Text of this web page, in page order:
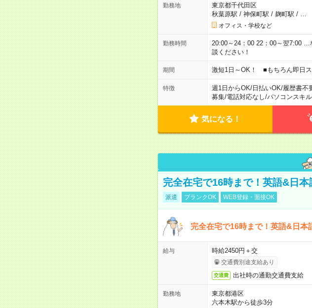
勤務地
東京都千代田区
秋葉原駅 / 神保町駅 / 麹町駅 /
オフィス・学校など
勤務時間
20:00～24：00 22：00～翌7:00
談ください！
期間 激短1日～OK！ ■もちろん即日
特徴 週1日からOK/日払いOK/履歴書不
募集/電話対応なし/パソコンスキ
気になる！
完全在宅で16時まで！英語&日
派遣 ブランクOK WEB登録・面接OK
完全在宅で16時まで！英語&日本
給与 時給2450円＋交
交通費別途支給あり
交通費 出社時の通勤交通費支給
勤務地
東京都港区
六本木駅から徒歩3分